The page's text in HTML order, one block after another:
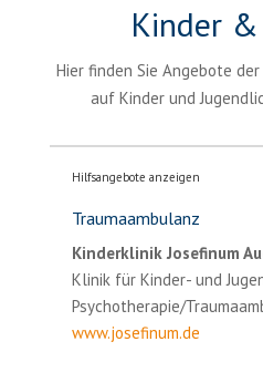
Kinder &
Hier finden Sie Angebote
auf Kinder und
Hilfsangebote anzeigen
Traumaambulanz
Kinderklinik Josefinum
Klinik für Kinder- und
Psychotherapie/
www.josefinum.de